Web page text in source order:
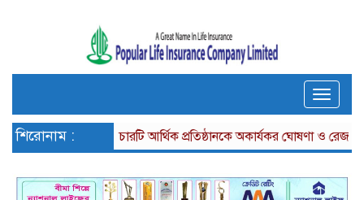
Toggle
শিরোনাম : চারটি আর্থিক প্রতিষ্ঠানকে অকার্যকর ঘোষণা ও রেজল্যুশন